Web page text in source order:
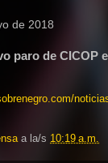
de 2018
paro de
a la/s 10:19 a.m.